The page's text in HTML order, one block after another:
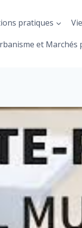
pratiques
et Marchés